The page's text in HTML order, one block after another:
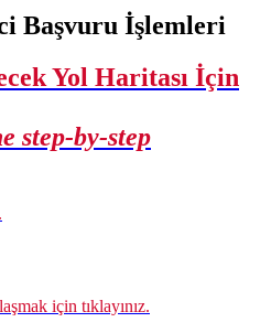
Başvuru İşlemleri
Yol Haritası İçin
step-by-step
için tıklayınız.